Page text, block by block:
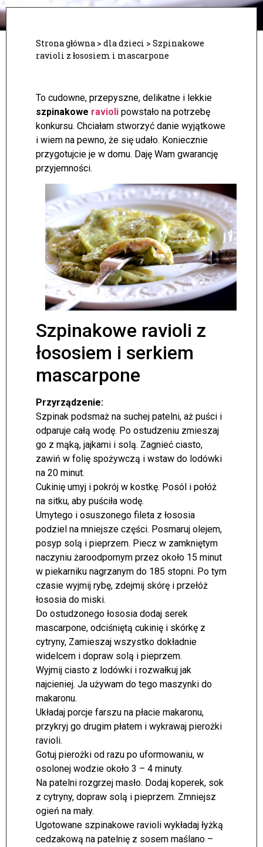
Strona główna > dla dzieci > Szpinakowe
ravioli z łososiem i mascarpone
To cudowne, przepyszne, delikatne i lekkie
szpinakowe ravioli powstało na potrzebę
konkursu. Chciałam stworzyć danie wyjątkowe
i wiem na pewno, że się udało. Koniecznie
przygotujcie je w domu. Daję Wam gwarancję
przyjemności.
Szpinakowe ravioli z
łososiem i serkiem
mascarpone
Przyrządzenie:
Szpinak podsmaż na suchej patelni, aż puści i
odparuje całą wodę. Po ostudzeniu zmieszaj
go z mąką, jajkami i solą. Zagnieć ciasto,
zawiń w folię spożywczą i wstaw do lodówki
na 20 minut.
Cukinię umyj i pokrój w kostkę. Posól i połóż
na sitku, aby puściła wodę.
Umytego i osuszonego fileta z łososia
podziel na mniejsze części. Posmaruj olejem,
posyp solą i pieprzem. Piecz w zamkniętym
naczyniu żaroodpornym przez około 15 minut
w piekarniku nagrzanym do 185 stopni. Po tym
czasie wyjmij rybę, zdejmij skórę i przełóż
łososia do miski.
Do ostudzonego łososia dodaj serek
mascarpone, odciśniętą cukinię i skórkę z
cytryny, Zamieszaj wszystko dokładnie
widelcem i dopraw solą i pieprzem.
Wyjmij ciasto z lodówki i rozwałkuj jak
najcieniej. Ja używam do tego maszynki do
makaronu.
Układaj porcje farszu na płacie makaronu,
przykryj go drugim płatem i wykrawaj pierożki
ravioli.
Gotuj pierożki od razu po uformowaniu, w
osolonej wodzie około 3 – 4 minuty.
Na patelni rozgrzej masło. Dodaj koperek, sok
z cytryny, dopraw solą i pieprzem. Zmniejsz
ogień na mały.
Ugotowane szpinakowe ravioli wykładaj łyżką
cedzakową na patelnię z sosem maślano –